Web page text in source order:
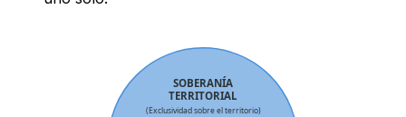
SOBERANÍA
TERRITORIAL
(Exclusividad sobre el territorio)